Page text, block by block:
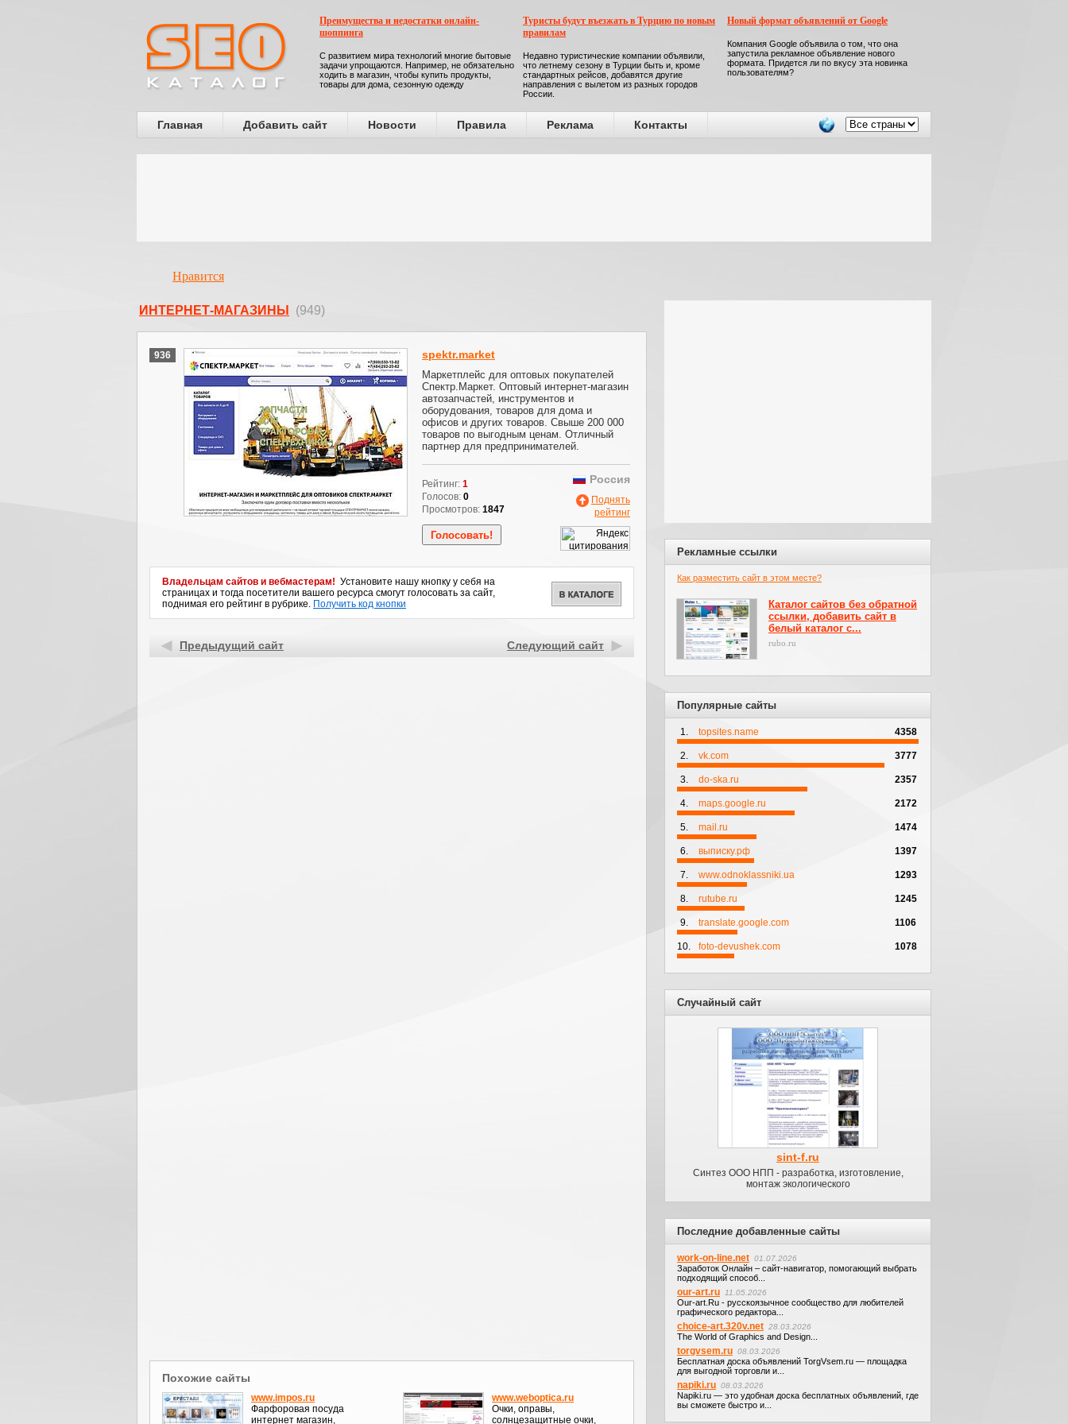
Преимущества и недостатки онлайн-
шоппинга
С развитием мира технологий многие бытовые
задачи упрощаются. Например, не обязательно
ходить в магазин, чтобы купить продукты,
товары для дома, сезонную одежду
Туристы будут въезжать в Турцию по новым
правилам
Недавно туристические компании объявили,
что летнему сезону в Турции быть и, кроме
стандартных рейсов, добавятся другие
направления с вылетом из разных городов
России.
Новый формат объявлений от Google
Компания Google объявила о том, что она
запустила рекламное объявление нового
формата. Придется ли по вкусу эта новинка
пользователям?
Главная Добавить сайт Новости Правила Реклама Контакты
Нравится
ИНТЕРНЕТ-МАГАЗИНЫ (949)
936 spektr.market
Маркетплейс для оптовых покупателей
Спектр.Маркет. Оптовый интернет-магазин
автозапчастей, инструментов и
оборудования, товаров для дома и
офисов и других товаров. Свыше 200 000
товаров по выгодным ценам. Отличный
партнер для предпринимателей.
Рейтинг: 1
Голосов: 0
Просмотров: 1847
Россия
Поднять
рейтинг
Владельцам сайтов и вебмастерам! Установите нашу кнопку у себя на
страницах и тогда посетители вашего ресурса смогут голосовать за сайт,
поднимая его рейтинг в рубрике. Получить код кнопки
Предыдущий сайт Следующий сайт
Похожие сайты
www.impos.ru
Фарфоровая посуда
интернет магазин,
www.weboptica.ru
Очки, оправы,
солнцезащитные очки,
Рекламные ссылки
Как разместить сайт в этом месте?
Каталог сайтов без обратной
ссылки, добавить сайт в
белый каталог с...
rubo.ru
Популярные сайты
1. topsites.name 4358
2. vk.com 3777
3. do-ska.ru 2357
4. maps.google.ru 2172
5. mail.ru 1474
6. выписку.рф 1397
7. www.odnoklassniki.ua 1293
8. rutube.ru 1245
9. translate.google.com 1106
10. foto-devushek.com 1078
Случайный сайт
sint-f.ru
Синтез ООО НПП - разработка, изготовление,
монтаж экологического
Последние добавленные сайты
work-on-line.net 01.07.2026
Заработок Онлайн – сайт-навигатор, помогающий выбрать
подходящий способ...
our-art.ru 11.05.2026
Our-art.Ru - русскоязычное сообщество для любителей
графического редактора...
choice-art.320v.net 28.03.2026
The World of Graphics and Design...
torgvsem.ru 08.03.2026
Бесплатная доска объявлений TorgVsem.ru — площадка
для выгодной торговли и...
napiki.ru 08.03.2026
Napiki.ru — это удобная доска бесплатных объявлений, где
вы сможете быстро и...